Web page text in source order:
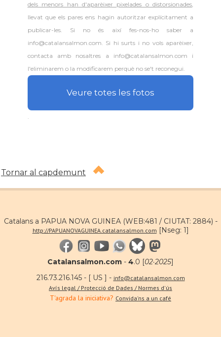
dels menors han d'aparèixer pixelades o distorsionades,
llevat que els pares ens hagin autoritzar explícitament a
publicar-les. Si no és així fes-nos-ho saber a
info@catalansalmon.com. Si hi surts i no vols aparèixer,
contacta amb nosaltres a info@catalansalmon.com i
l'eliminarem o la modificarem perquè no se't reconegui.
Veure totes les fotos
Tornar al capdemunt
Catalans a PAPUA NOVA GUINEA (WEB:481 / CIUTAT: 2884) -
http://PAPUANOVAGUINEA.catalansalmon.com [Nseg: 1]
Catalansalmon.com - 4.0 [02·2025]
216.73.216.145 - [ US ] - info@catalansalmon.com
Avís legal / Protecció de Dades / Normes d'ús
T'agrada la iniciativa? Convida'ns a un café